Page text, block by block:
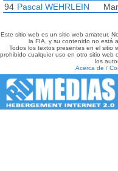
94 Pascal WEHRLEIN
Este sitio web es un sitio web amateur.
la FIA, y su contenido no está
Todos los textos presentes en el sitio
prohibido cualquier uso en otro sitio web
los
Acerca de /